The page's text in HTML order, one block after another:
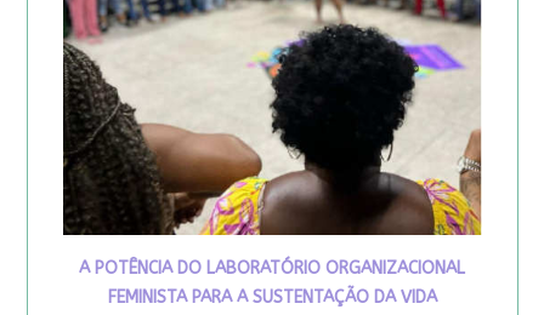
A POTÊNCIA DO LABORATÓRIO ORGANIZACIONAL
FEMINISTA PARA A SUSTENTAÇÃO DA VIDA